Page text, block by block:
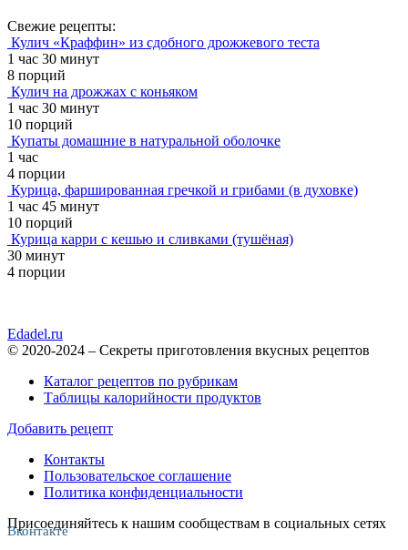
Свежие рецепты:
Кулич «Краффин» из сдобного дрожжевого теста
1 час 30 минут
8 порций
Кулич на дрожжах с коньяком
1 час 30 минут
10 порций
Купаты домашние в натуральной оболочке
1 час
4 порции
Курица, фаршированная гречкой и грибами (в духовке)
1 час 45 минут
10 порций
Курица карри с кешью и сливками (тушёная)
30 минут
4 порции
Edadel.ru
© 2020-2024 – Секреты приготовления вкусных рецептов
Каталог рецептов по рубрикам
Таблицы калорийности продуктов
Добавить рецепт
Контакты
Пользовательское соглашение
Политика конфиденциальности
Присоединяйтесь к нашим сообществам в социальных сетях
Вконтакте